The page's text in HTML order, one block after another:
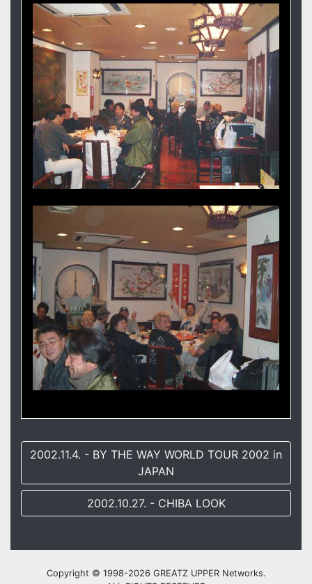
2002.11.4. - BY THE WAY WORLD TOUR 2002 in
JAPAN
2002.10.27. - CHIBA LOOK
Copyright © 1998-2026 GREATZ UPPER Networks.